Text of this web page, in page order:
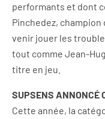
performants et dont
Pinchedez, champion
venir jouer les
tout comme Jean-
titre en jeu.
SUPSENS ANNONCÉ
Cette année, la